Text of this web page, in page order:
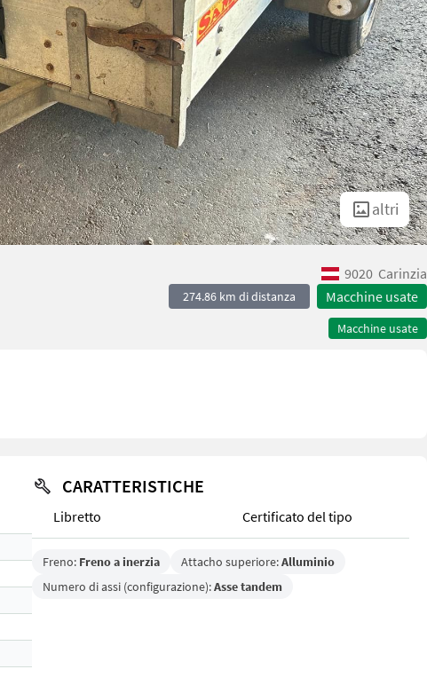
altri
9020 Carinzia
274.86 km di distanza Macchine usate
Macchine usate
CARATTERISTICHE
Libretto Certificato del tipo
Freno: Freno a inerzia Attacho superiore:Alluminio
Numero di assi (configurazione):Asse tandem